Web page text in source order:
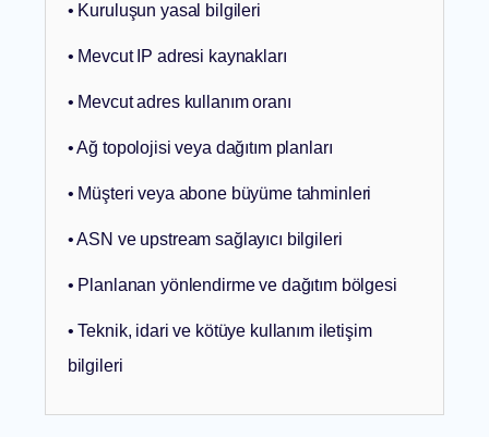
• Kuruluşun yasal bilgileri
• Mevcut IP adresi kaynakları
• Mevcut adres kullanım oranı
• Ağ topolojisi veya dağıtım planları
• Müşteri veya abone büyüme tahminleri
• ASN ve upstream sağlayıcı bilgileri
• Planlanan yönlendirme ve dağıtım bölgesi
• Teknik, idari ve kötüye kullanım iletişim
bilgileri